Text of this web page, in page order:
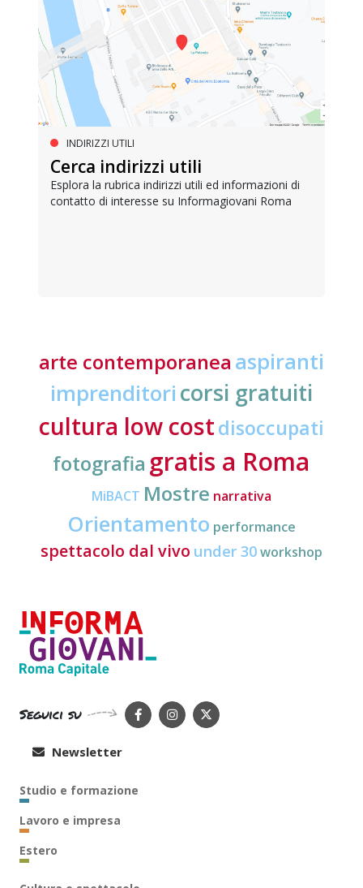
INDIRIZZI UTILI
Cerca indirizzi utili
Esplora la rubrica indirizzi utili ed informazioni di
contatto di interesse su Informagiovani Roma
arte contemporanea aspiranti
imprenditori corsi gratuiti
cultura low costdisoccupati
fotografia gratis a Roma
MiBACT Mostre narrativa
Orientamento performance
spettacolo dal vivo under 30workshop
Seguici su
Newsletter
Studio e formazione
Lavoro e impresa
Estero